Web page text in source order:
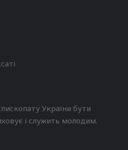
України бути
і служить молодим.